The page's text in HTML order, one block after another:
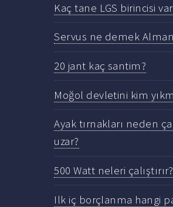
Kaç tane LGS birincisi
Servus ne demek
20 jant kaç santim?
Moğol devletini kim
Ayak tırnakları neden
uzar?
500 Watt neleri çalıştırır?
Ilk iç borçlanma hangi